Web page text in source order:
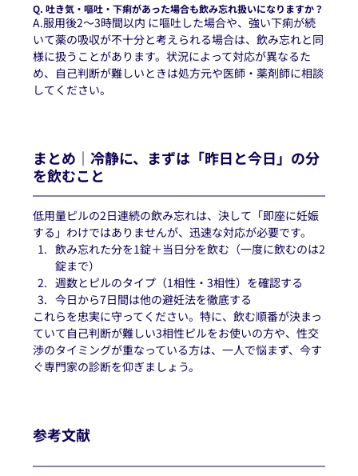
Q. 吐き気・嘔吐・下痢があった場合も飲み忘れ扱いになりますか？
A.服用後2〜3時間以内 に嘔吐した場合や、強い下痢が続
いて薬の吸収が不十分と考えられる場合は、飲み忘れと同
様に扱うことがあります。状況によって対応が異なるた
め、自己判断が難しいときは処方元や医師・薬剤師に相談
してください。
まとめ｜冷静に、まずは「昨日と今日」の分
を飲むこと
低用量ピルの2日連続の飲み忘れは、決して「即座に妊娠
する」わけではありませんが、迅速な対応が必要です。
飲み忘れた分を1錠＋当日分を飲む（一度に飲むのは2
錠まで）
週数とピルのタイプ（1相性・3相性）を確認する
今日から7日間は他の避妊法を徹底する
これらを忠実に守ってください。特に、飲む順番が決まっ
ていて自己判断が難しい3相性ピルをお使いの方や、性交
渉のタイミングが重なっている方は、一人で悩まず、今す
ぐ専門家の診断を仰ぎましょう。
参考文献